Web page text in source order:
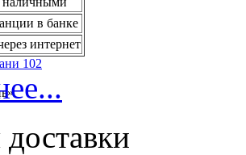
102
в банке
интернет